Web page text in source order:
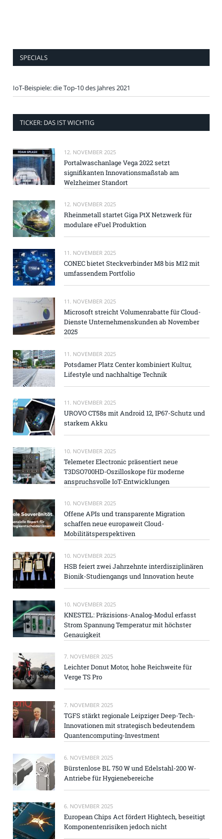
SPECIALS
IoT-Beispiele: die Top-10 des Jahres 2021
TICKER: DAS IST WICHTIG
12. NOVEMBER 2025
Portalwaschanlage Vega 2022 setzt
signifikanten Innovationsmaßstab am
Welzheimer Standort
12. NOVEMBER 2025
Rheinmetall startet Giga PtX Netzwerk für
modulare eFuel Produktion
11. NOVEMBER 2025
CONEC bietet Steckverbinder M8 bis M12 mit
umfassendem Portfolio
11. NOVEMBER 2025
Microsoft streicht Volumenrabatte für Cloud-
Dienste Unternehmenskunden ab November
2025
11. NOVEMBER 2025
Potsdamer Platz Center kombiniert Kultur,
Lifestyle und nachhaltige Technik
11. NOVEMBER 2025
UROVO CT58s mit Android 12, IP67-Schutz und
starkem Akku
10. NOVEMBER 2025
Telemeter Electronic präsentiert neue
T3DSO700HD-Oszilloskope für moderne
anspruchsvolle IoT-Entwicklungen
10. NOVEMBER 2025
Offene APIs und transparente Migration
schaffen neue europaweit Cloud-
Mobilitätsperspektiven
10. NOVEMBER 2025
HSB feiert zwei Jahrzehnte interdisziplinären
Bionik-Studiengangs und Innovation heute
10. NOVEMBER 2025
KNESTEL: Präzisions-Analog-Modul erfasst
Strom Spannung Temperatur mit höchster
Genauigkeit
7. NOVEMBER 2025
Leichter Donut Motor, hohe Reichweite für
Verge TS Pro
7. NOVEMBER 2025
TGFS stärkt regionale Leipziger Deep-Tech-
Innovationen mit strategisch bedeutendem
Quantencomputing-Investment
6. NOVEMBER 2025
Bürstenlose BL 750 W und Edelstahl-200 W-
Antriebe für Hygienebereiche
6. NOVEMBER 2025
European Chips Act fördert Hightech, beseitigt
Komponentenrisiken jedoch nicht